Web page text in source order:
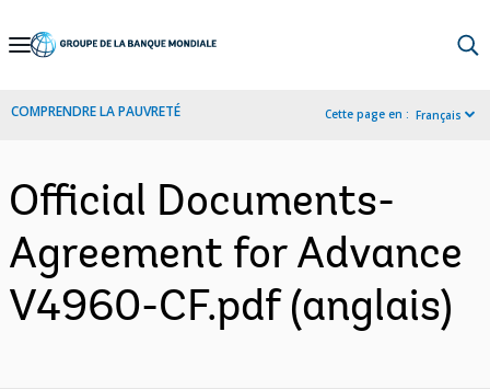
Skip
Navigation
COMPRENDRE LA PAUVRETÉ Cette page en : Français
Official Documents-
Agreement for Advance
V4960-CF.pdf (anglais)